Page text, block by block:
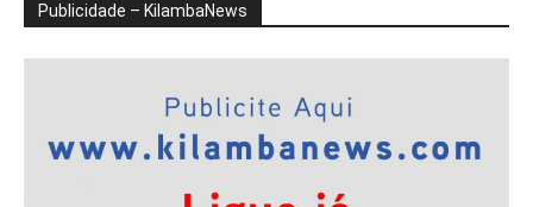
Publicidade – KilambaNews